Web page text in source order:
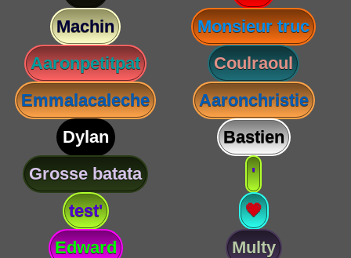
Machin
Monsieur truc
Aaronpetitpat
Coulraoul
Emmalacaleche
Aaronchristie
Dylan
Bastien
Grosse batata
'
test'
💗
Edward
Multy